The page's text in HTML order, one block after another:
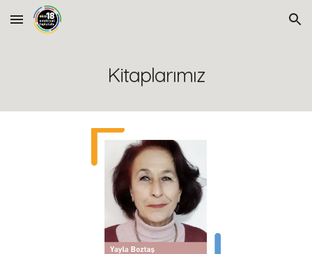
Skip to main content Skip to navigation
Kitaplarımız